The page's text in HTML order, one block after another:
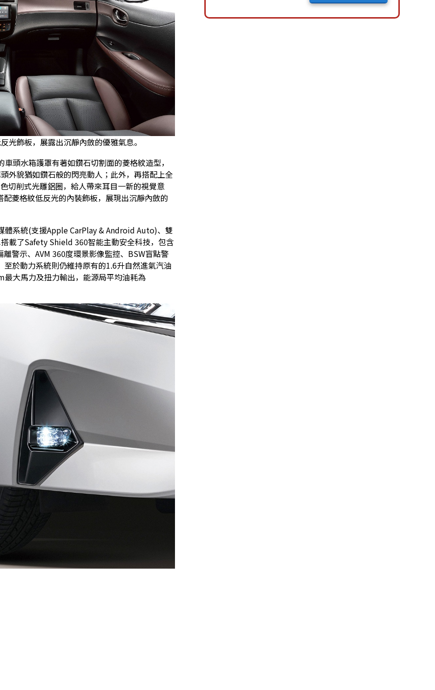
光飾板，展露出沉靜內斂的優雅氣息。
頭水箱護罩有著如鑽石切割面的菱格紋造型，
外貌猶如鑽石般的閃亮動人；此外，再搭配上全
切削式光雕鋁圈，給人帶來耳目一新的視覺意
菱格紋低反光的內裝飾板，展現出沉靜內斂的
系統(支援Apple CarPlay & Android Auto)、雙
載了Safety Shield 360智能主動安全科技，包含
警示、AVM 360度環景影像監控、BSW盲點警
於動力系統則仍維持原有的1.6升自然進氣汽油
大馬力及扭力輸出，能源局平均油耗為